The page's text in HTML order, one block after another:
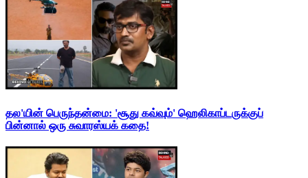
தல'யின் பெருந்தன்மை: 'சூது கவ்வும்' ஹெலிகாப்டருக்குப்
பின்னால் ஒரு சுவாரஸ்யக் கதை!